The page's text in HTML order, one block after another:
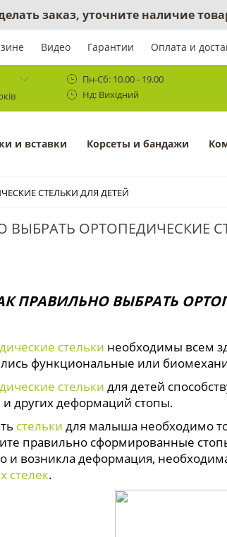
заказ, уточните наличие
Видео Гарантии Оплата и
Пн-Сб: 10.00 - 19.00
Нд: Вихідний
и вставки Корсеты и бандажи
СТЕЛЬКИ ДЛЯ ДЕТЕЙ
ВЫБРАТЬ ОРТОПЕДИЧЕСКИЕ
ПРАВИЛЬНО ВЫБРАТЬ
стельки необходимы всем
функциональные или
стельки для детей
и других деформаций стопы.
стельки для малыша необходимо
правильно сформированные
и возникла деформация,
стелек.